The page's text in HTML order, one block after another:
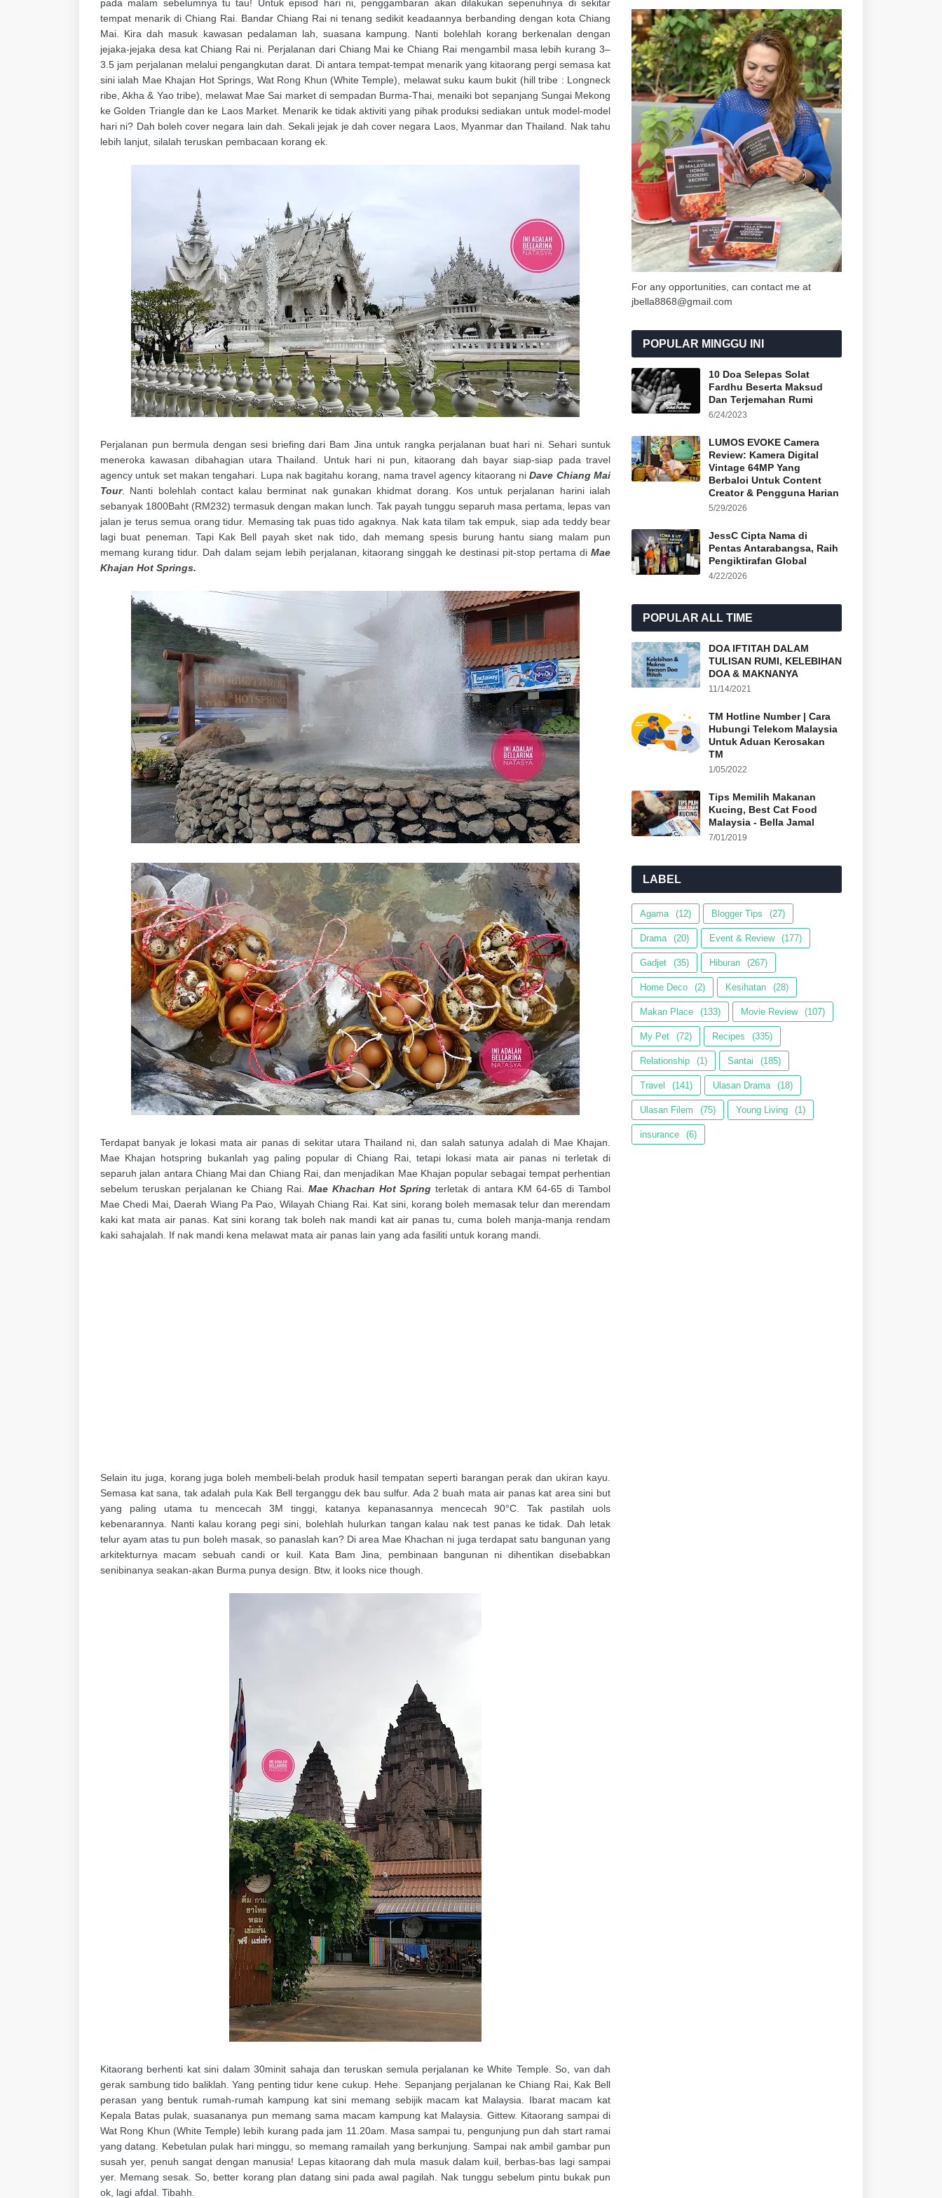
pada malam sebelumnya tu tau! Untuk episod hari ni, penggambaran akan dilakukan sepenuhnya di sekitar
tempat menarik di Chiang Rai. Bandar Chiang Rai ni tenang sedikit keadaannya berbanding dengan kota Chiang
Mai. Kira dah masuk kawasan pedalaman lah, suasana kampung. Nanti bolehlah korang berkenalan dengan
jejaka-jejaka desa kat Chiang Rai ni. Perjalanan dari Chiang Mai ke Chiang Rai mengambil masa lebih kurang 3–
3.5 jam perjalanan melalui pengangkutan darat. Di antara tempat-tempat menarik yang kitaorang pergi semasa kat
sini ialah Mae Khajan Hot Springs, Wat Rong Khun (White Temple), melawat suku kaum bukit (hill tribe : Longneck
ribe, Akha & Yao tribe), melawat Mae Sai market di sempadan Burma-Thai, menaiki bot sepanjang Sungai Mekong
ke Golden Triangle dan ke Laos Market. Menarik ke tidak aktiviti yang pihak produksi sediakan untuk model-model
hari ni? Dah boleh cover negara lain dah. Sekali jejak je dah cover negara Laos, Myanmar dan Thailand. Nak tahu
lebih lanjut, silalah teruskan pembacaan korang ek.
Perjalanan pun bermula dengan sesi briefing dari Bam Jina untuk rangka perjalanan buat hari ni. Sehari suntuk
meneroka kawasan dibahagian utara Thailand. Untuk hari ni pun, kitaorang dah bayar siap-siap pada travel
agency untuk set makan tengahari. Lupa nak bagitahu korang, nama travel agency kitaorang niDave Chiang Mai
Tour. Nanti bolehlah contact kalau berminat nak gunakan khidmat dorang. Kos untuk perjalanan harini ialah
sebanyak 1800Baht (RM232) termasuk dengan makan lunch. Tak payah tunggu separuh masa pertama, lepas van
jalan je terus semua orang tidur. Memasing tak puas tido agaknya. Nak kata tilam tak empuk, siap ada teddy bear
lagi buat peneman. Tapi Kak Bell payah sket nak tido, dah memang spesis burung hantu siang malam pun
memang kurang tidur. Dah dalam sejam lebih perjalanan, kitaorang singgah ke destinasi pit-stop pertama di Mae
Khajan Hot Springs.
Terdapat banyak je lokasi mata air panas di sekitar utara Thailand ni, dan salah satunya adalah di Mae Khajan.
Mae Khajan hotspring bukanlah yag paling popular di Chiang Rai, tetapi lokasi mata air panas ni terletak di
separuh jalan antara Chiang Mai dan Chiang Rai, dan menjadikan Mae Khajan popular sebagai tempat perhentian
sebelum teruskan perjalanan ke Chiang Rai. Mae Khachan Hot Spring terletak di antara KM 64-65 di Tambol
Mae Chedi Mai, Daerah Wiang Pa Pao, Wilayah Chiang Rai. Kat sini, korang boleh memasak telur dan merendam
kaki kat mata air panas. Kat sini korang tak boleh nak mandi kat air panas tu, cuma boleh manja-manja rendam
kaki sahajalah. If nak mandi kena melawat mata air panas lain yang ada fasiliti untuk korang mandi.
Selain itu juga, korang juga boleh membeli-belah produk hasil tempatan seperti barangan perak dan ukiran kayu.
Semasa kat sana, tak adalah pula Kak Bell terganggu dek bau sulfur. Ada 2 buah mata air panas kat area sini but
yang paling utama tu mencecah 3M tinggi, katanya kepanasannya mencecah 90°C. Tak pastilah uols
kebenarannya. Nanti kalau korang pegi sini, bolehlah hulurkan tangan kalau nak test panas ke tidak. Dah letak
telur ayam atas tu pun boleh masak, so panaslah kan? Di area Mae Khachan ni juga terdapat satu bangunan yang
arkitekturnya macam sebuah candi or kuil. Kata Bam Jina, pembinaan bangunan ni dihentikan disebabkan
senibinanya seakan-akan Burma punya design. Btw, it looks nice though.
Kitaorang berhenti kat sini dalam 30minit sahaja dan teruskan semula perjalanan ke White Temple. So, van dah
gerak sambung tido baliklah. Yang penting tidur kene cukup. Hehe. Sepanjang perjalanan ke Chiang Rai, Kak Bell
perasan yang bentuk rumah-rumah kampung kat sini memang sebijik macam kat Malaysia. Ibarat macam kat
Kepala Batas pulak, suasananya pun memang sama macam kampung kat Malaysia. Gittew. Kitaorang sampai di
Wat Rong Khun (White Temple) lebih kurang pada jam 11.20am. Masa sampai tu, pengunjung pun dah start ramai
yang datang. Kebetulan pulak hari minggu, so memang ramailah yang berkunjung. Sampai nak ambil gambar pun
susah yer, penuh sangat dengan manusia! Lepas kitaorang dah mula masuk dalam kuil, berbas-bas lagi sampai
yer. Memang sesak. So, better korang plan datang sini pada awal pagilah. Nak tunggu sebelum pintu bukak pun
ok, lagi afdal. Tibahh.
For any opportunities, can contact me at
jbella8868@gmail.com
POPULAR MINGGU INI
10 Doa Selepas Solat
Fardhu Beserta Maksud
Dan Terjemahan Rumi
6/24/2023
LUMOS EVOKE Camera
Review: Kamera Digital
Vintage 64MP Yang
Berbaloi Untuk Content
Creator & Pengguna Harian
5/29/2026
JessC Cipta Nama di
Pentas Antarabangsa, Raih
Pengiktirafan Global
4/22/2026
POPULAR ALL TIME
DOA IFTITAH DALAM
TULISAN RUMI, KELEBIHAN
DOA & MAKNANYA
11/14/2021
TM Hotline Number | Cara
Hubungi Telekom Malaysia
Untuk Aduan Kerosakan
TM
1/05/2022
Tips Memilih Makanan
Kucing, Best Cat Food
Malaysia - Bella Jamal
7/01/2019
LABEL
Agama (12) Blogger Tips (27)
Drama (20) Event & Review (177)
Gadjet (35) Hiburan (267)
Home Deco (2) Kesihatan (28)
Makan Place (133) Movie Review (107)
My Pet (72) Recipes (335)
Relationship (1) Santai (185)
Travel (141) Ulasan Drama (18)
Ulasan Filem (75) Young Living (1)
insurance (6)